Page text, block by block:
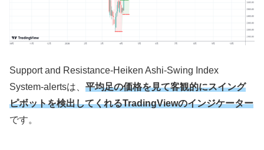
Support and Resistance-Heiken Ashi-Swing Index
System-alertsは、 平均足の価格を見て客観的にスイング
ピボットを検出してくれるTradingViewのインジケーター
です。